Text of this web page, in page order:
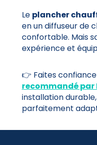
Le plancher
en un diffuseur de
confortable. Mais
expérience et
👉 Faites
recommandé par
installation
parfaitement